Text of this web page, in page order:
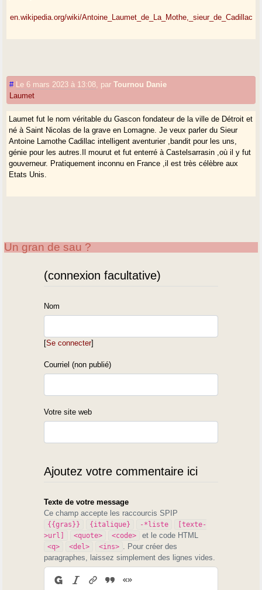
en.wikipedia.org/wiki/Antoine_Laumet_de_La_Mothe,_sieur_de_Cadillac
# Le 6 mars 2023 à 13:08 parTournou Danie
Laumet
Laumet fut le nom véritable du Gascon fondateur de la ville de Détroit et
né à Saint Nicolas de la grave en Lomagne. Je veux parler du Sieur
Antoine Lamothe Cadillac intelligent aventurier ,bandit pour les uns,
génie pour les autres.Il mourut et fut enterré à Castelsarrasin ,où il y fut
gouverneur. Pratiquement inconnu en France ,il est très célèbre aux
Etats Unis.
Un gran de sau ?
(connexion facultative)
Nom
[Se connecter]
Courriel (non publié)
Votre site web
Ajoutez votre commentaire ici
Texte de votre message
Ce champ accepte les raccourcis SPIP
{{gras}} {italique} -*liste
[texte-
>url]
<quote> <code> et le code HTML
<q> <del> <ins>
. Pour créer des
paragraphes, laissez simplement des lignes vides.